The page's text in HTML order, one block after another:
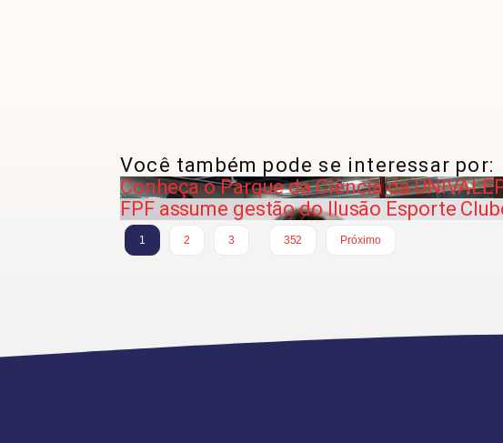
Você também pode se interessar por:
Conheça o Parque da Ciência da UNIVALE
FPF assume gestão do Ilusão Esporte
1 2 3
352
Próximo